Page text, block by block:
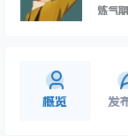
炼气期
概览 发